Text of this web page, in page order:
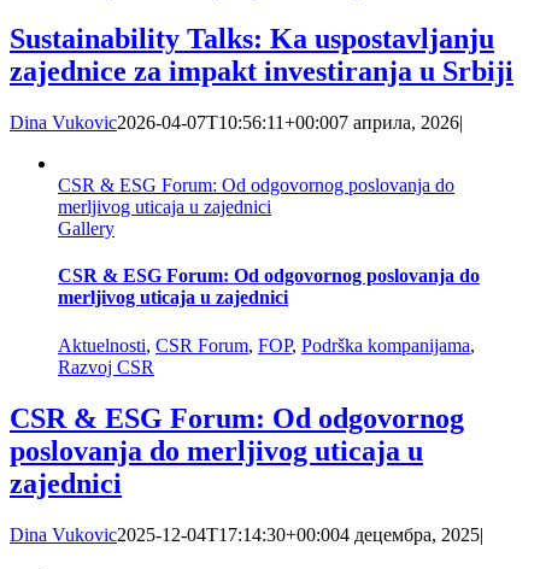
Sustainability Talks: Ka uspostavljanju
zajednice za impakt investiranja u Srbiji
Dina Vukovic2026-04-07T10:56:11+00:007 априла, 2026|
CSR & ESG Forum: Od odgovornog poslovanja do
merljivog uticaja u zajednici
Gallery
CSR & ESG Forum: Od odgovornog poslovanja do
merljivog uticaja u zajednici
Aktuelnosti, CSR Forum, FOP, Podrška kompanijama,
Razvoj CSR
CSR & ESG Forum: Od odgovornog
poslovanja do merljivog uticaja u
zajednici
Dina Vukovic2025-12-04T17:14:30+00:004 децембра, 2025|